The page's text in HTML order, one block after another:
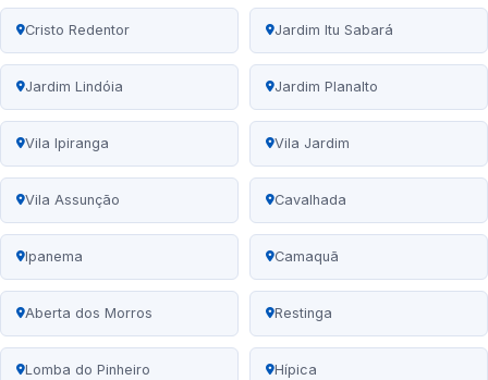
Cristo Redentor Jardim Itu Sabará
Jardim Lindóia Jardim Planalto
Vila Ipiranga Vila Jardim
Vila Assunção Cavalhada
Ipanema Camaquã
Aberta dos Morros Restinga
Lomba do Pinheiro Hípica